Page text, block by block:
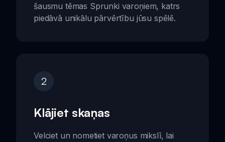
šausmu tēmas Sprunki varoņiem, katrs
piedāvā unikālu pārvērtību jūsu spēlē.
2
Klājiet skaņas
Velciet un nometiet varoņus mikslī, lai